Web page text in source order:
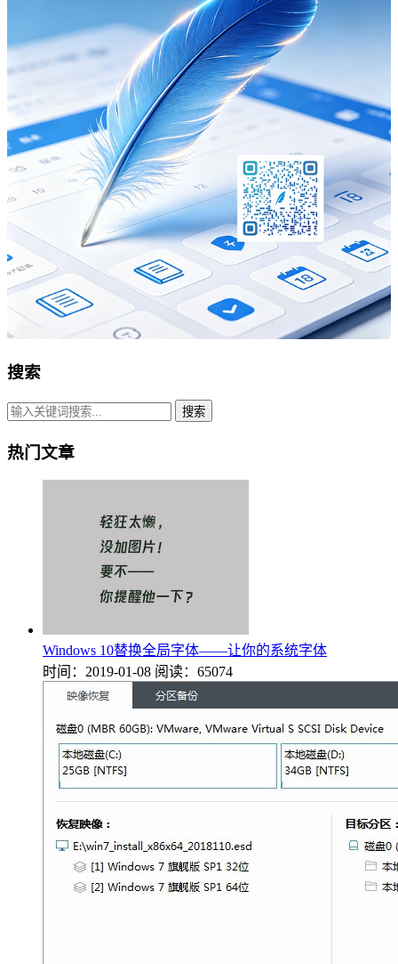
搜索
搜索
热门文章
Windows 10替换全局字体——让你的系统字体
时间：2019-01-08 阅读：65074